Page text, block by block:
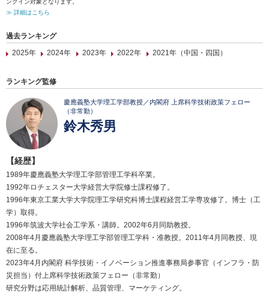
ンクイン対象となります。
≫ 詳細はこちら
過去ランキング
2025年
2024年 2023年 2022年 2021年（中国・四国）
ランキング監修
慶應義塾大学理工学部教授／内閣府 上席科学技術政策フェロー
（非常勤）
鈴木秀男
【経歴】
1989年慶應義塾大学理工学部管理工学科卒業。
1992年ロチェスター大学経営大学院修士課程修了。
1996年東京工業大学大学院理工学研究科博士課程経営工学専攻修了。博士（工
学）取得。
1996年筑波大学社会工学系・講師。2002年6月同助教授。
2008年4月慶應義塾大学理工学部管理工学科・准教授。2011年4月同教授、現
在に至る。
2023年4月内閣府 科学技術・イノベーション推進事務局参事官（インフラ・防
災担当）付上席科学技術政策フェロー（非常勤）
研究分野は応用統計解析、品質管理、マーケティング。